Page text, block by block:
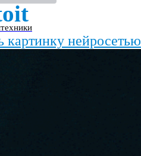
картинку нейросетью